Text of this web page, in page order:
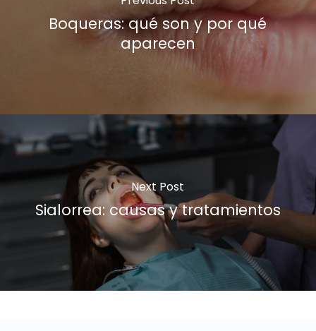
Boqueras: qué son y por qué
aparecen
Next Post
Sialorrea: causas y tratamientos